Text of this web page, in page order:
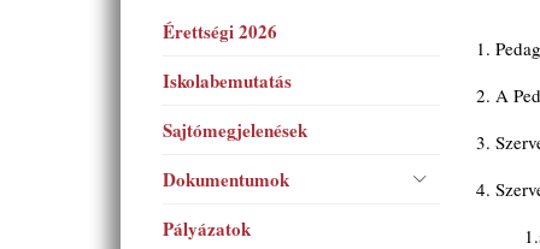
Érettségi 2026
Iskolabemutatás
Sajtómegjelenések
Dokumentumok
Pályázatok
1.
2. A
3.
4.